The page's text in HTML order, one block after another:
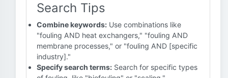
Search Tips
Combine keywords: Use combinations like
"fouling AND heat exchangers," "fouling AND
membrane processes," or "fouling AND [specific
industry]."
Specify search terms: Search for specific types